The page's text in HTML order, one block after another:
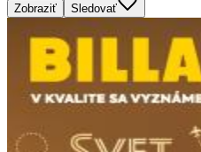
Zobraziť Sledovať